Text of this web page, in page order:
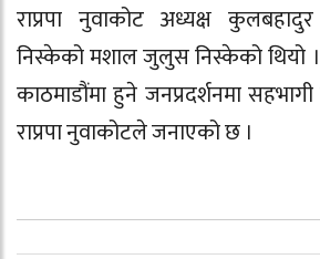
राप्रपा नुवाकोट अध्यक्ष
निस्केको मशाल जुलुस निस्केको
काठमाडौंमा हुने जनप्रदर्शनमा
राप्रपा नुवाकोटले जनाएको छ ।